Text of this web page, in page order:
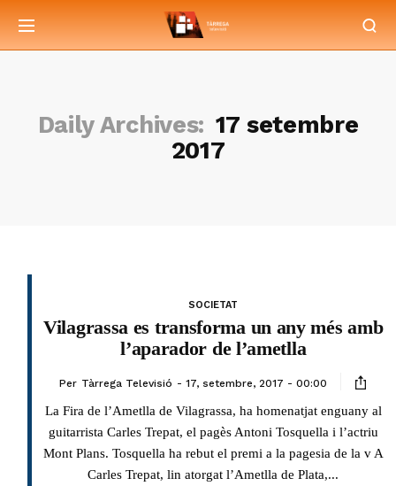
Daily Archives: 17 setembre
2017
SOCIETAT
Vilagrassa es transforma un any més amb
l’aparador de l’ametlla
Per Tàrrega Televisió 17, setembre, 2017 - 00:00
La Fira de l’Ametlla de Vilagrassa, ha homenatjat enguany al
guitarrista Carles Trepat, el pagès Antoni Tosquella i l’actriu
Mont Plans. Tosquella ha rebut el premi a la pagesia de la v A
Carles Trepat, lin atorgat l’Ametlla de Plata,...